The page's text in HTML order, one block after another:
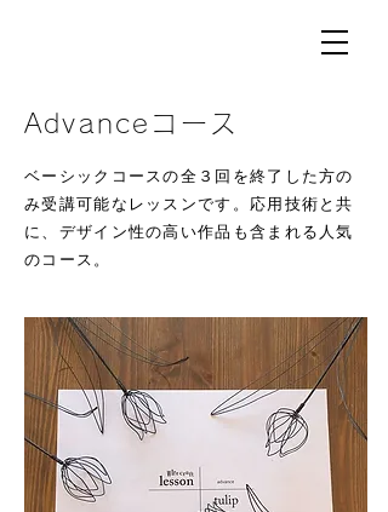
Advanceコース
ベーシックコースの全３回を終了した方の
み受講可能なレッスンです。応用技術と共
に、デザイン性の高い作品も含まれる人気
のコース。​